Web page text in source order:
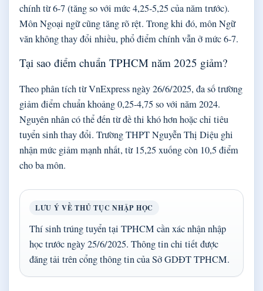
chính từ 6-7 (tăng so với mức 4,25-5,25 của năm trước).
Môn Ngoại ngữ cũng tăng rõ rệt. Trong khi đó, môn Ngữ
văn không thay đổi nhiều, phổ điểm chính vẫn ở mức 6-7.
Tại sao điểm chuẩn TPHCM năm 2025 giảm?
Theo phân tích từ VnExpress ngày 26/6/2025, đa số trường
giảm điểm chuẩn khoảng 0,25-4,75 so với năm 2024.
Nguyên nhân có thể đến từ đề thi khó hơn hoặc chỉ tiêu
tuyển sinh thay đổi. Trường THPT Nguyễn Thị Diệu ghi
nhận mức giảm mạnh nhất, từ 15,25 xuống còn 10,5 điểm
cho ba môn.
LƯU Ý VỀ THỦ TỤC NHẬP HỌC
Thí sinh trúng tuyển tại TPHCM cần xác nhận nhập
học trước ngày 25/6/2025. Thông tin chi tiết được
đăng tải trên cổng thông tin của Sở GDĐT TPHCM.